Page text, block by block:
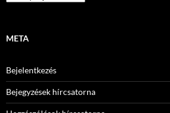
META
Bejelentkezés
Bejegyzések hírcsatorna